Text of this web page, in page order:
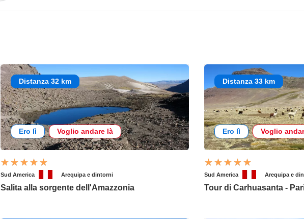
Distanza 32 km
Ero lì Voglio andare là
Sud America Arequipa e dintorni
Salita alla sorgente dell'Amazzonia
Distanza 33 km
Ero lì Voglio
Sud America Arequipa e
Tour di Carhuasanta -